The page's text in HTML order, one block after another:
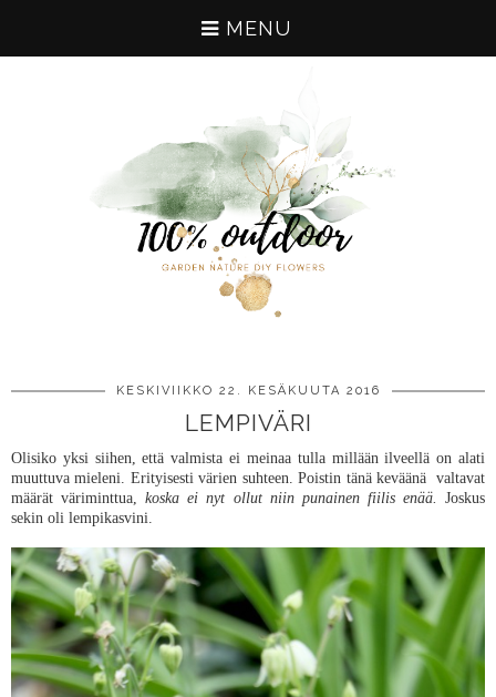
MENU
KESKIVIIKKO 22. KESÄKUUTA 2016
LEMPIVÄRI
Olisiko yksi siihen, että valmista ei meinaa tulla millään ilveellä on alati
muuttuva mieleni. Erityisesti värien suhteen. Poistin tänä keväänä valtavat
määrät väriminttua,koska ei nyt ollut niin punainen fiilis enää.Joskus
sekin oli lempikasvini.